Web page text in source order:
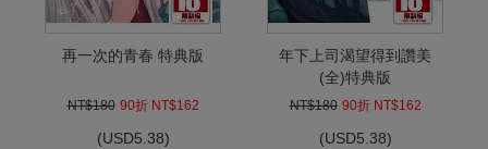
再一次的青春 特典版
NT$180 90折 NT$162
(USD5.38)
年下上司渴望得到讚美
(全)特典版
NT$180 90折 NT$162
(USD5.38)